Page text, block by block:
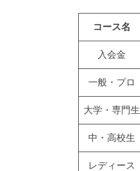
コース名
入会金
一般・プロ
大学・専門生
中・高校生
レディース